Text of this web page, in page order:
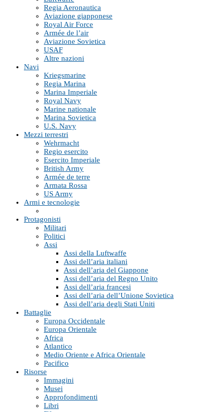
Regia Aeronautica
Aviazione giapponese
Royal Air Force
Armée de l’air
Aviazione Sovietica
USAF
Altre nazioni
Navi
Kriegsmarine
Regia Marina
Marina Imperiale
Royal Navy
Marine nationale
Marina Sovietica
U.S. Navy
Mezzi terrestri
Wehrmacht
Regio esercito
Esercito Imperiale
British Army
Armée de terre
Armata Rossa
US Army
Armi e tecnologie
Protagonisti
Militari
Politici
Assi
Assi della Luftwaffe
Assi dell’aria italiani
Assi dell’aria del Giappone
Assi dell’aria del Regno Unito
Assi dell’aria francesi
Assi dell’aria dell’Unione Sovietica
Assi dell’aria degli Stati Uniti
Battaglie
Europa Occidentale
Europa Orientale
Africa
Atlantico
Medio Oriente e Africa Orientale
Pacifico
Risorse
Immagini
Musei
Approfondimenti
Libri